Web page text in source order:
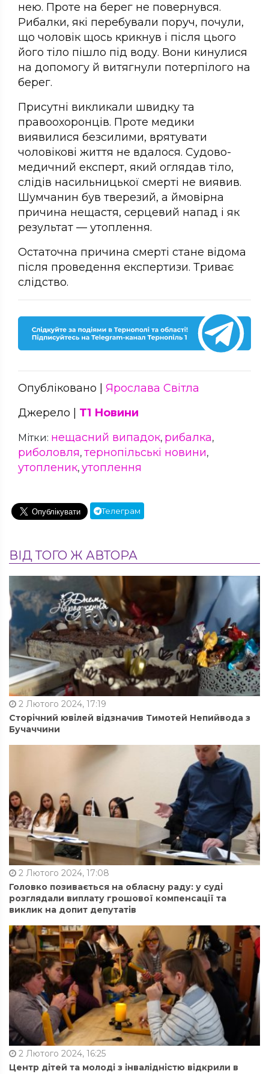
нею. Проте на берег не повернувся.
Рибалки, які перебували поруч, почули,
що чоловік щось крикнув і після цього
його тіло пішло під воду. Вони кинулися
на допомогу й витягнули потерпілого на
берег.
Присутні викликали швидку та
правоохоронців. Проте медики
виявилися безсилими, врятувати
чоловікові життя не вдалося. Судово-
медичний експерт, який оглядав тіло,
слідів насильницької смерті не виявив.
Шумчанин був тверезий, а ймовірна
причина нещастя, серцевий напад і як
результат — утоплення.
Остаточна причина смерті стане відома
після проведення експертизи. Триває
слідство.
Опубліковано | Ярослава Світла
Джерело | Т1 Новини
Мітки: нещасний випадок, рибалка,
риболовля, тернопільські новини,
утопленик, утоплення
Телеграм
ВІД ТОГО Ж АВТОРА
2 Лютого 2024, 17:19
Сторічний ювілей відзначив Тимотей Непийвода з
Бучаччини
2 Лютого 2024, 17:08
Головко позивається на обласну раду: у суді
розглядали виплату грошової компенсації та
виклик на допит депутатів
2 Лютого 2024, 16:25
Центр дітей та молоді з інвалідністю відкрили в